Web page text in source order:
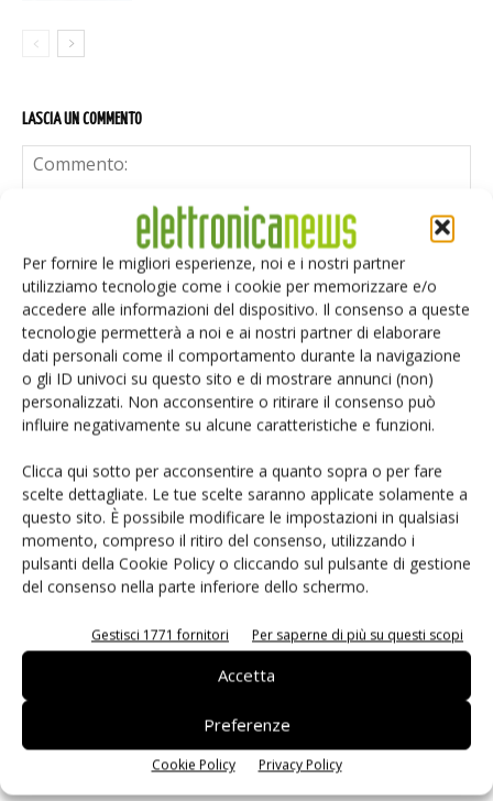
Per fornire le migliori esperienze, noi e i nostri partner
utilizziamo tecnologie come i cookie per memorizzare e/o
accedere alle informazioni del dispositivo. Il consenso a queste
tecnologie permetterà a noi e ai nostri partner di elaborare
dati personali come il comportamento durante la navigazione
o gli ID univoci su questo sito e di mostrare annunci (non)
personalizzati. Non acconsentire o ritirare il consenso può
influire negativamente su alcune caratteristiche e funzioni.
Clicca qui sotto per acconsentire a quanto sopra o per fare
scelte dettagliate. Le tue scelte saranno applicate solamente a
questo sito. È possibile modificare le impostazioni in qualsiasi
momento, compreso il ritiro del consenso, utilizzando i
pulsanti della Cookie Policy o cliccando sul pulsante di gestione
del consenso nella parte inferiore dello schermo.
Gestisci 1771 fornitori Per saperne di più su questi scopi
Accetta
Preferenze
Cookie Policy Privacy Policy
LASCIA UN COMMENTO
Salva il mio nome, email e sito web in questo browser per i
prossimi commenti.
Selezione di elettronica